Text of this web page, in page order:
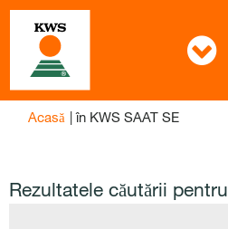
Acasă | în KWS SAAT SE(pagina
Rezultatele căutării pentru